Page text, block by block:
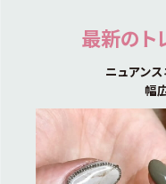
最新のト
ニュアン
幅